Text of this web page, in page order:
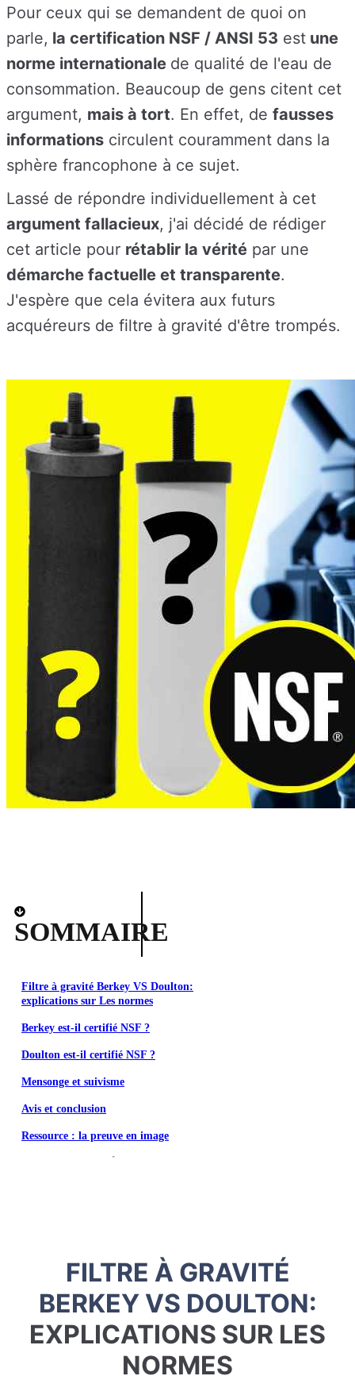
Pour ceux qui se demandent de quoi on
parle, la certification NSF / ANSI 53 est une
norme internationale de qualité de l'eau de
consommation. Beaucoup de gens citent cet
argument, mais à tort. En effet, de fausses
informations circulent couramment dans la
sphère francophone à ce sujet.
Lassé de répondre individuellement à cet
argument fallacieux, j'ai décidé de rédiger
cet article pour rétablir la vérité par une
démarche factuelle et transparente.
J'espère que cela évitera aux futurs
acquéreurs de filtre à gravité d'être trompés.
SOMMAIRE
Filtre à gravité Berkey VS Doulton:
explications sur Les normes
Berkey est-il certifié NSF ?
Doulton est-il certifié NSF ?
Mensonge et suivisme
Avis et conclusion
Ressource : la preuve en image
FILTRE À GRAVITÉ
BERKEY VS DOULTON:
EXPLICATIONS SUR LES
NORMES